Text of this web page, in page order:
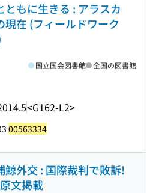
ともに生きる : アラスカ
現在 (フィールドワーク
<G162-L2>
国立国会図書館 全国の図書館
00563334
鯨外交 : 国際裁判で敗訴!
文掲載